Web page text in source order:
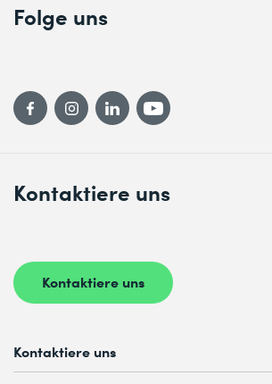
Kontaktiere uns
Kontaktiere uns
Folge uns
Kontaktiere uns